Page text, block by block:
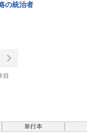
の統治者
目
単行本